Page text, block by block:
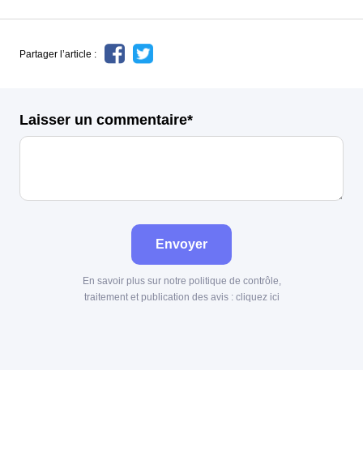
Partager l’article :
Laisser un commentaire*
Envoyer
En savoir plus sur notre politique de contrôle,
traitement et publication des avis : cliquez ici